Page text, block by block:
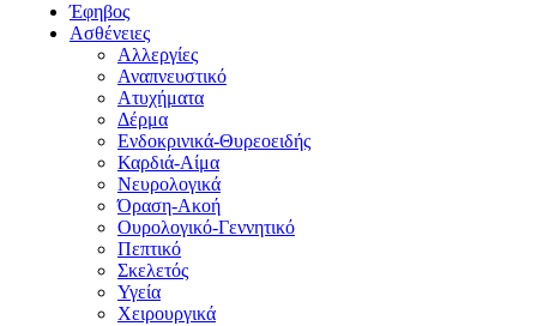
Έφηβος
Ασθένειες
Αλλεργίες
Αναπνευστικό
Ατυχήματα
Δέρμα
Ενδοκρινικά-Θυρεοειδής
Καρδιά-Αίμα
Νευρολογικά
Όραση-Ακοή
Ουρολογικό-Γεννητικό
Πεπτικό
Σκελετός
Υγεία
Χειρουργικά